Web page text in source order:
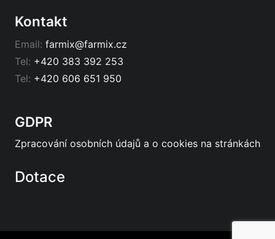
Kontakt
Email: farmix@farmix.cz
Tel: +420 383 392 253
Tel: +420 606 651 950
GDPR
Zpracování osobních údajů a o cookies na stránkách
Dotace